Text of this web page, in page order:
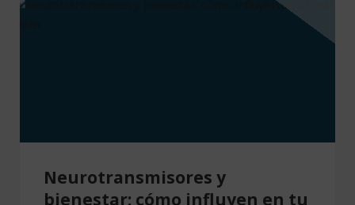
Neurotransmisores y
bienestar: cómo influyen en tu